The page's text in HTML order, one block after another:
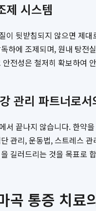
제 시스템
이 뒷받침되지 않으면 제
하에 조제되며, 원내 탕
전성은 철저히 확보하여
관리 파트너로서
서 끝나지 않습니다. 한약
관리, 운동법, 스트레스
길러드리는 것을 목표로
곡 통증 치료